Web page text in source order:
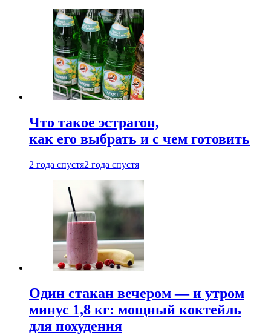
Что такое эстрагон,
как его выбрать и с чем готовить
2 года спустя2 года спустя
Один стакан вечером — и утром
минус 1,8 кг: мощный коктейль
для похудения